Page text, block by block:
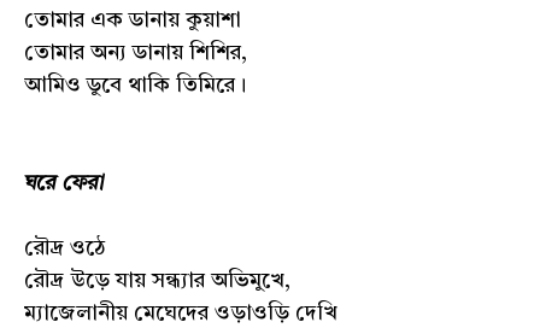
তোমার এক ডানায় কুয়াশা
তোমার অন্য ডানায় শিশির,
আমিও ডুবে থাকি তিমিরে।
ঘরে ফেরা
রৌদ্র ওঠে
রৌদ্র উড়ে যায় সন্ধ্যার অভিমুখে,
ম্যাজেলানীয় মেঘেদের ওড়াওড়ি দেখি